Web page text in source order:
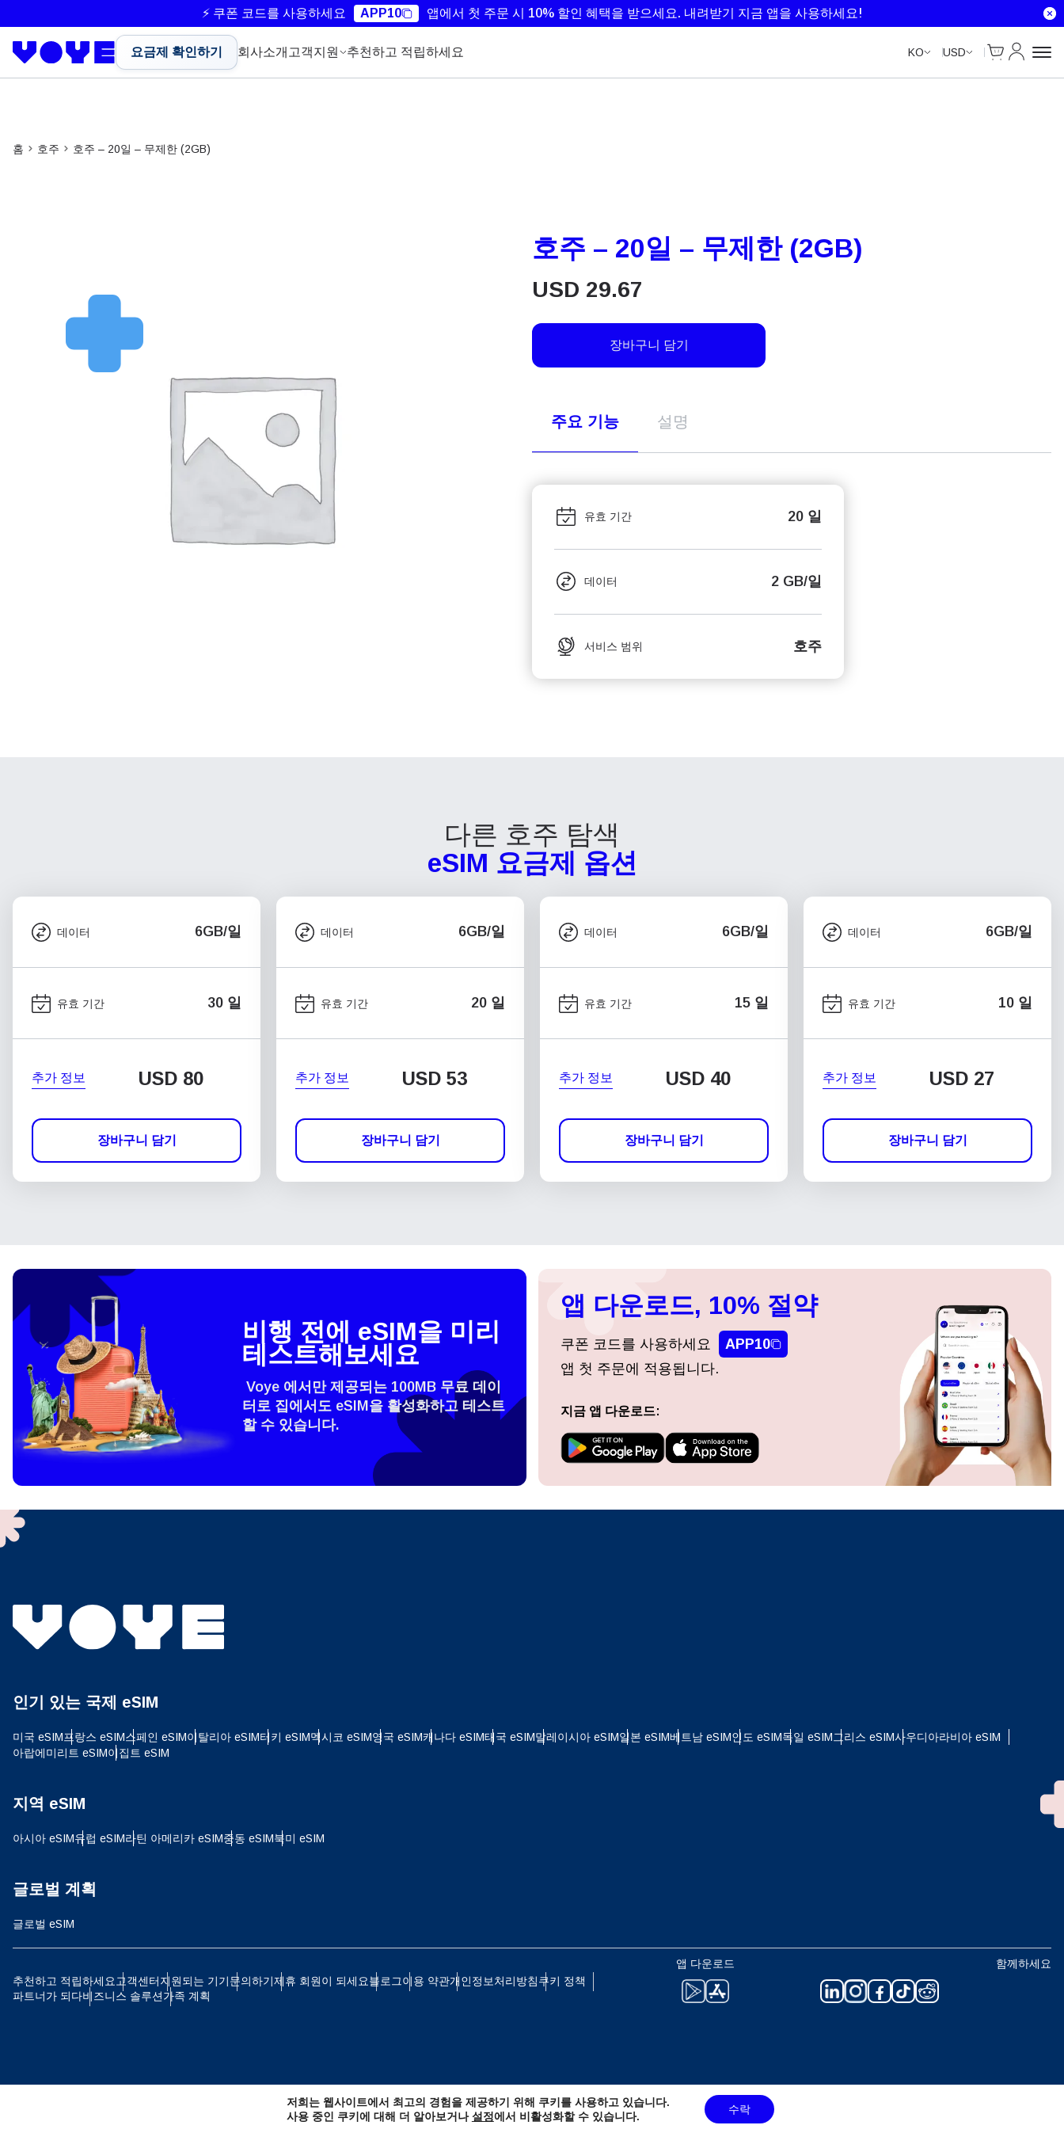
⚡ 쿠폰 코드를 사용하세요 APP10 앱에서 첫 주문 시 10% 할인 혜택을 받으세요. 내려받기 지금 앱을 사용하세요!
요금제 확인하기 회사소개 고객지원 추천하고 적립하세요 KO USD
Cart
내 계정
홈 호주 호주 – 20일 – 무제한 (2GB)
호주 – 20일 – 무제한 (2GB)
USD 29.67
장바구니 담기
주요 기능 설명
유효 기간 20 일
데이터 2 GB/일
서비스 범위 호주
다른 호주 탐색
eSIM 요금제 옵션
데이터 6GB/일
유효 기간 30 일
추가 정보 USD 80
장바구니 담기
데이터 6GB/일
유효 기간 20 일
추가 정보 USD 53
장바구니 담기
데이터 6GB/일
유효 기간 15 일
추가 정보 USD 40
장바구니 담기
데이터 6GB/일
유효 기간 10 일
추가 정보 USD 27
장바구니 담기
How do I get my eSim?
To get your eSIM, start by checking if your device supports eSIM
technology. Then, contact your mobile carrier to request an eSIM activation.
or enter in your device settings. Once activated, you can enjoy the benefits
비행 전에 eSIM을 미리
테스트해보세요
Voye 에서만 제공되는 100MB 무료 데이
터로 집에서도 eSIM을 활성화하고 테스트
할 수 있습니다.
앱 다운로드, 10% 절약
쿠폰 코드를 사용하세요
APP10
앱 첫 주문에 적용됩니다.
지금 앱 다운로드:
인기 있는 국제 eSIM
미국 eSIM프랑스 eSIM스페인 eSIM이탈리아 eSIM터키 eSIM멕시코 eSIM영국 eSIM캐나다 eSIM태국 eSIM말레이시아 eSIM일본 eSIM베트남 eSIM인도 eSIM독일 eSIM그리스 eSIM사우디아라비아 eSIM
아랍에미리트 eSIM이집트 eSIM
지역 eSIM
아시아 eSIM유럽 ​​eSIM라틴 아메리카 eSIM중동 eSIM북미 eSIM
글로벌 계획
글로벌 eSIM
추천하고 적립하세요고객센터지원되는 기기문의하기제휴 회원이 되세요블로그이용 약관개인정보처리방침쿠키 정책
파트너가 되다비즈니스 솔루션가족 계획
앱 다운로드 함께하세요
언어 선택:
CHF - 스위스 프랑 NZD - 뉴질랜드 달러
로그인 또는 회원가입
계정을 계속 이용하거나 몇 초 만에 새로 만드세요.
저희는 웹사이트에서 최고의 경험을 제공하기 위해 쿠키를 사용하고 있습니다.
사용 중인 쿠키에 대해 더 알아보거나설정에서 비활성화할 수 있습니다.
수락